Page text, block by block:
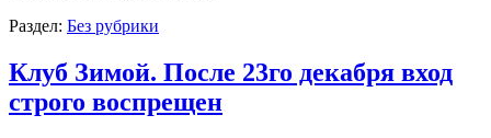
Раздел: Без рубрики
Клуб Зимой. После 23го декабря вход
строго воспрещен